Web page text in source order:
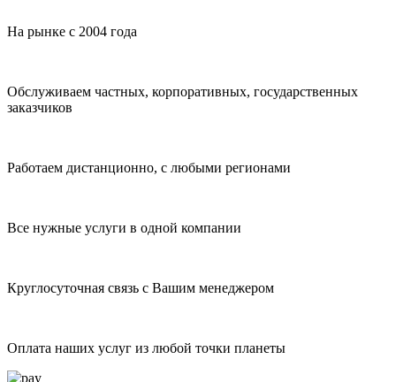
На рынке с 2004 года
Обслуживаем частных, корпоративных, государственных
заказчиков
Работаем дистанционно, с любыми регионами
Все нужные услуги в одной компании
Круглосуточная связь с Вашим менеджером
Оплата наших услуг из любой точки планеты